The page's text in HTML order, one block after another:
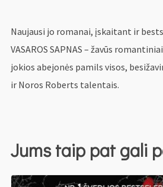
Naujausi jo romanai, įskaitant ir
VASAROS SAPNAS – žavūs
jokios abejonės pamils visos,
ir Noros Roberts talentais.
Jums taip pat gali